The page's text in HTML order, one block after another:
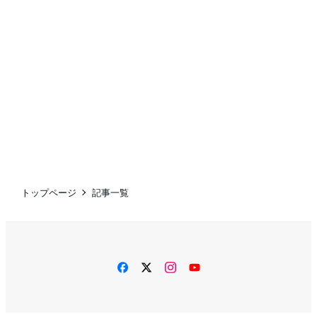
トップページ 記事一覧
facebooktwitterinstagram
YouTube